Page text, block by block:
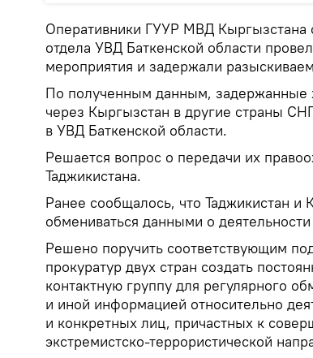
Оперативники ГУУР МВД Кыргызстана
отдела УВД Баткенской области
мероприятия и задержали
По полученным данным, задержанные
через Кыргызстан в другие страны
в УВД Баткенской области.
Решается вопрос о передачи их
Таджикистана.
Ранее сообщалось, что Таджикистан и
обмениваться данными о
Решено поручить соответствующим
прокуратур двух стран создать
контактную группу для регулярного
и иной информацией относительно
и конкретных лиц, причастных к
экстремистско-террористической